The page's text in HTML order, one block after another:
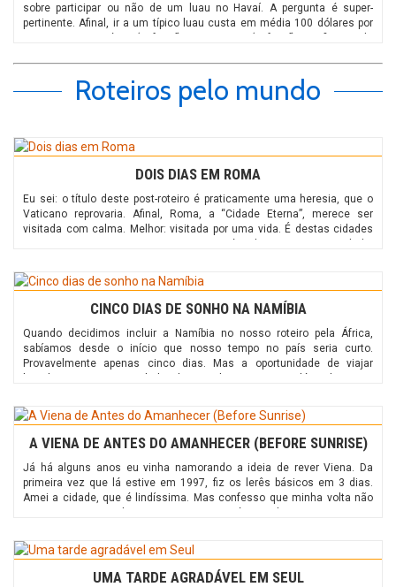
sobre participar ou não de um luau no Havaí. A pergunta é super-
pertinente. Afinal, ir a um típico luau custa em média 100 dólares por
Roteiros pelo mundo
DOIS DIAS EM ROMA
Eu sei: o título deste post-roteiro é praticamente uma heresia, que o
Vaticano reprovaria. Afinal, Roma, a “Cidade Eterna”, merece ser
visitada com calma. Melhor: visitada por uma vida. É destas cidades
“eternamente”. O mais indicado […]
CINCO DIAS DE SONHO NA NAMÍBIA
Quando decidimos incluir a Namíbia no nosso roteiro pela África,
sabíamos desde o início que nosso tempo no país seria curto.
Provavelmente apenas cinco dias. Mas a oportunidade de viajar
um buraco cortando pela […]
A VIENA DE ANTES DO AMANHECER (BEFORE SUNRISE)
Já há alguns anos eu vinha namorando a ideia de rever Viena. Da
primeira vez que lá estive em 1997, fiz os lerês básicos em 3 dias.
Amei a cidade, que é lindíssima. Mas confesso que minha volta não
UMA TARDE AGRADÁVEL EM SEUL